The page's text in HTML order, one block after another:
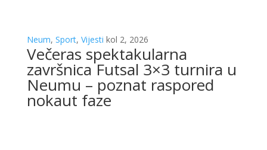
Neum, Sport, Vijesti kol 2, 2026
Večeras spektakularna
završnica Futsal 3×3 turnira u
Neumu – poznat raspored
nokaut faze